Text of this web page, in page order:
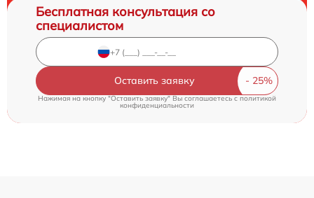
Бесплатная консультация со
специалистом
Оставить заявку
Нажимая на кнопку "Оставить заявку" Вы соглашаетесь c политикой
конфиденциальности